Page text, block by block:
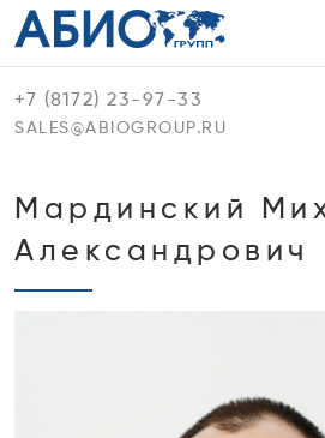
+7 (8172) 23-97-33
SALES@ABIOGROUP.RU
Мардинский
Александрович